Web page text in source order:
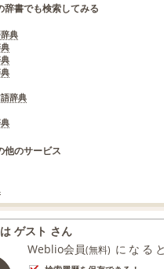
書でも検索してみる
典
辞典
のサービス
ゲスト さん
Weblio会員(無料) になると